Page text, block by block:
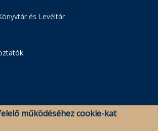
és Levéltár
működéséhez cookie-kat